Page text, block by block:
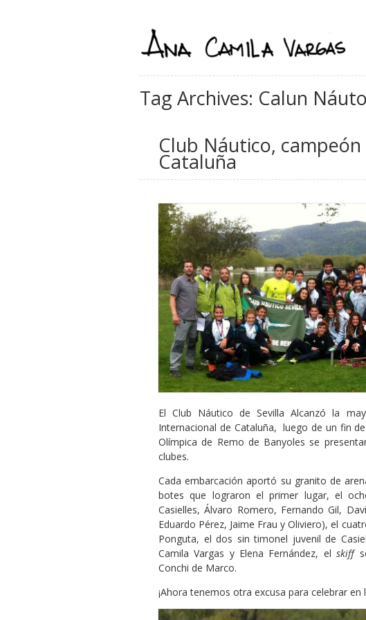
Tag Archives: Calun
Club Náutico,
Cataluña
El Club Náutico de Sevilla Alcanzó la
Internacional de Cataluña, luego de un fin
Olímpica de Remo de Banyoles se
clubes.
Cada embarcación aportó su granito de
botes que lograron el primer lugar, el
Casielles, Álvaro Romero, Fernando Gil,
Eduardo Pérez, Jaime Frau y Oliviero), el
Ponguta, el dos sin timonel juvenil de
Camila Vargas y Elena Fernández, elskiff
Conchi de Marco.
¡Ahora tenemos otra excusa para celebrar en